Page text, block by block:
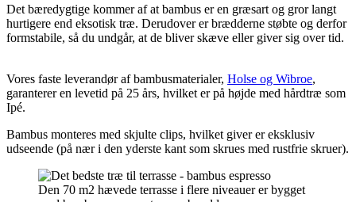
Det bæredygtige kommer af at bambus er en græsart og gror langt
hurtigere end eksotisk træ. Derudover er brædderne støbte og derfor
formstabile, så du undgår, at de bliver skæve eller giver sig over tid.
Vores faste leverandør af bambusmaterialer, Holse og Wibroe,
garanterer en levetid på 25 års, hvilket er på højde med hårdtræ som
Ipé.
Bambus monteres med skjulte clips, hvilket giver er eksklusiv
udseende (på nær i den yderste kant som skrues med rustfrie skruer).
Den 70 m2 hævede terrasse i flere niveauer er bygget